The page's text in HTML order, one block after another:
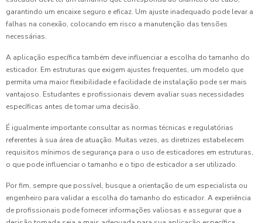
garantindo um encaixe seguro e eficaz. Um ajuste inadequado pode levar a
falhas na conexão, colocando em risco a manutenção das tensões
necessárias.
A aplicação específica também deve influenciar a escolha do tamanho do
esticador. Em estruturas que exigem ajustes frequentes, um modelo que
permita uma maior flexibilidade e facilidade de instalação pode ser mais
vantajoso. Estudantes e profissionais devem avaliar suas necessidades
específicas antes de tomar uma decisão.
É igualmente importante consultar as normas técnicas e regulatórias
referentes à sua área de atuação. Muitas vezes, as diretrizes estabelecem
requisitos mínimos de segurança para o uso de esticadores em estruturas,
o que pode influenciar o tamanho e o tipo de esticador a ser utilizado.
Por fim, sempre que possível, busque a orientação de um especialista ou
engenheiro para validar a escolha do tamanho do esticador. A experiência
de profissionais pode fornecer informações valiosas e assegurar que a